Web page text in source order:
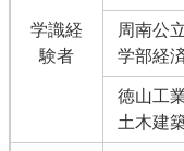
学識経
験者
周南公
学部経
徳山工
土木建